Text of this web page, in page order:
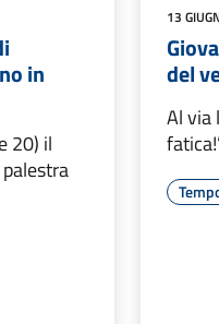
in
20) il
13
del
Al via